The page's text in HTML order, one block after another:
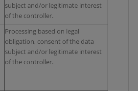
subject and/or legitimate interest
of the controller.
Processing based on legal
obligation, consent of the data
subject and/or legitimate interest
of the controller.